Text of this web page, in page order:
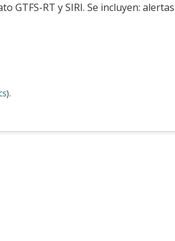
RT y SIRI. Se incluyen:
).